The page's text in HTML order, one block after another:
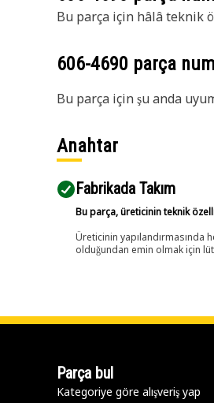
Bu parça için hâlâ teknik
606-4690 parça
Bu parça için şu anda
Anahtar
Fabrikada Takım
Bu parça, üreticinin teknik
Üreticinin yapılandırmasında
olduğundan emin olmak için
Parça bul
Kategoriye göre alışveriş yap